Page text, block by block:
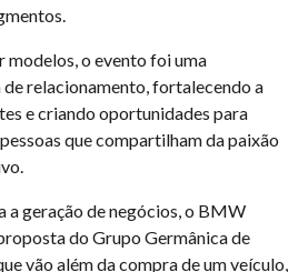
modelos, o evento foi uma
relacionamento, fortalecendo a
e criando oportunidades para
que compartilham da paixão
a geração de negócios, o BMW
do Grupo Germânica de
vão além da compra de um veículo,